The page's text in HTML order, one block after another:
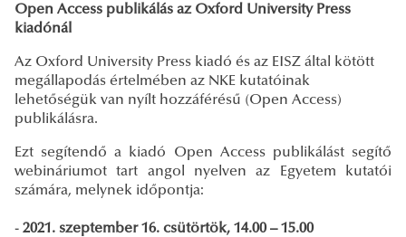
Open Access publikálás az Oxford University Press
kiadónál
Az Oxford University Press kiadó és az EISZ által kötött
megállapodás értelmében az NKE kutatóinak
lehetőségük van nyílt hozzáférésű (Open Access)
publikálásra.
Ezt segítendő a kiadó Open Access publikálást segítő
webináriumot tart angol nyelven az Egyetem kutatói
számára, melynek időpontja:
- 2021. szeptember 16. csütörtök, 14.00 – 15.00